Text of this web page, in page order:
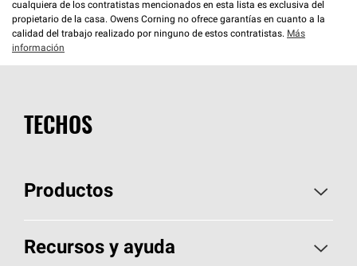
cualquiera de los contratistas mencionados en esta lista es exclusiva del
propietario de la casa. Owens Corning no ofrece garantías en cuanto a la
calidad del trabajo realizado por ninguno de estos contratistas. Más
información
TECHOS
Productos
Elija sus tejas
Recursos y ayuda